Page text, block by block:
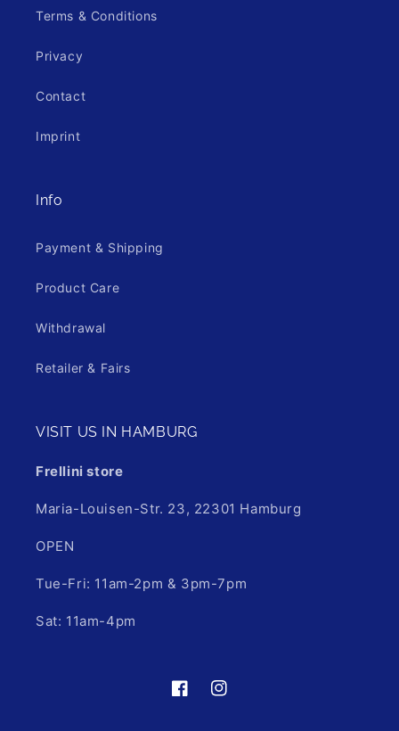
Terms & Conditions
Privacy
Contact
Imprint
Info
Payment & Shipping
Product Care
Withdrawal
Retailer & Fairs
VISIT US IN HAMBURG
Frellini store
Maria-Louisen-Str. 23, 22301 Hamburg
OPEN
Tue-Fri: 11am-2pm & 3pm-7pm
Sat: 11am-4pm
FacebookInstagram